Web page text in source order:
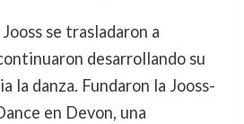
se trasladaron a
desarrollando su
la danza. Fundaron la Jooss-
en Devon, una